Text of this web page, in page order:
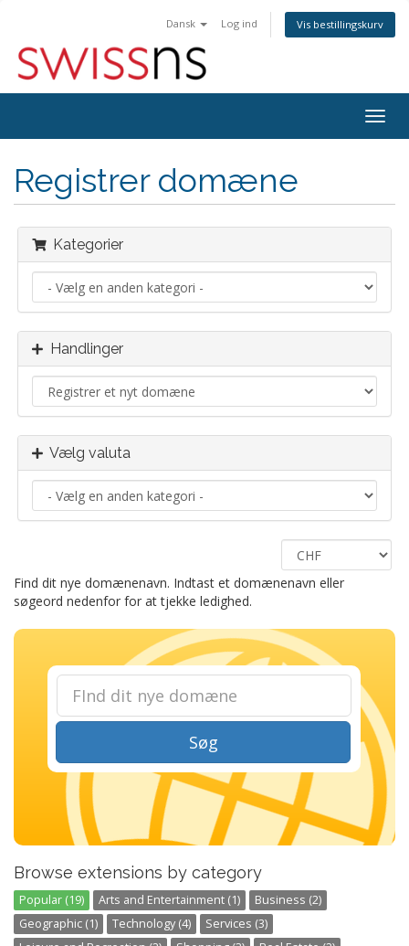
Dansk Log ind Vis bestillingskurv
Registrer domæne
Kategorier
Handlinger
Vælg valuta
Find dit nye domænenavn. Indtast et domænenavn eller
søgeord nedenfor for at tjekke ledighed.
Søg
Browse extensions by category
Popular (19) Arts and Entertainment (1)
Business (2)
Geographic (1)
Technology (4)
Services (3)